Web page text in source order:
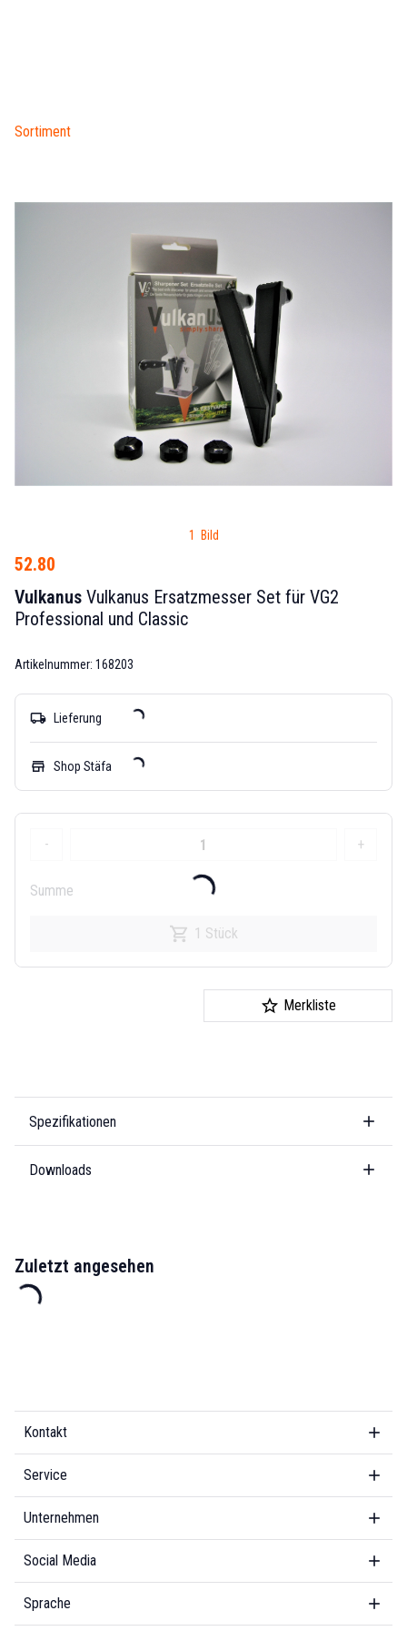
Sortiment
1 Bild
52.80
Vulkanus Vulkanus Ersatzmesser Set für VG2
Professional und Classic
Artikelnummer: 168203
local_shipping Lieferung
store Shop Stäfa
- +
Summe
1 Stück
Merkliste
Spezifikationen
Downloads
Zuletzt angesehen
Kontakt
Service
Unternehmen
Social Media
Sprache